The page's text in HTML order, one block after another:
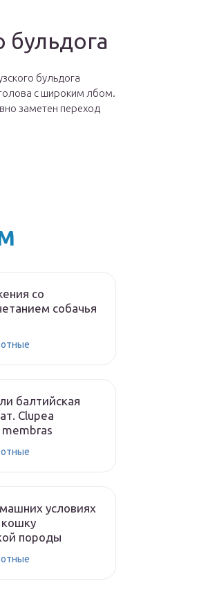
бульдога
бульдога
с широким лбом.
заметен переход
со
собачья
балтийская
Clupea
membras
условиях
породы